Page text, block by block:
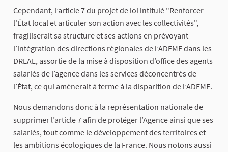
Cependant, l’article 7 du projet de loi intitulé "Renforcer
l'État local et articuler son action avec les collectivités",
fragiliserait sa structure et ses actions en prévoyant
l’intégration des directions régionales de l’ADEME dans les
DREAL, assortie de la mise à disposition d’office des agents
salariés de l’agence dans les services déconcentrés de
l’État, ce qui amènerait à terme à la disparition de l’ADEME.
Nous demandons donc à la représentation nationale de
supprimer l’article 7 afin de protéger l’Agence ainsi que ses
salariés, tout comme le développement des territoires et
les ambitions écologiques de la France. Nous notons aussi